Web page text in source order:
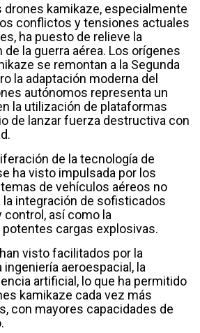
drones kamikaze, especialmente
conflictos y tensiones actuales
ha puesto de relieve la
la guerra aérea. Los orígenes
se remontan a la Segunda
la adaptación moderna del
autónomos representa un
la utilización de plataformas
de lanzar fuerza destructiva con
de la tecnología de
ha visto impulsada por los
de vehículos aéreos no
la integración de sofisticados
así como la
cargas explosivas.
visto facilitados por la
aeroespacial, la
artificial, lo que ha permitido
kamikaze cada vez más
con mayores capacidades de